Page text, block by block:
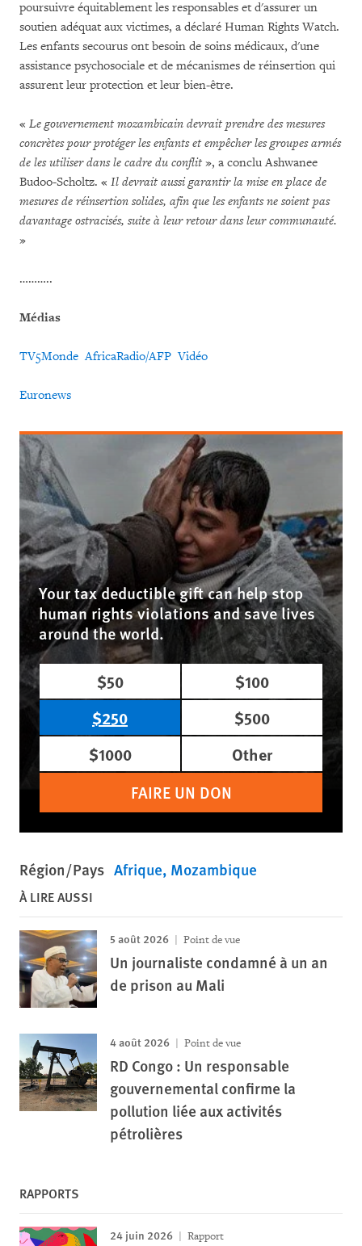
poursuivre équitablement les responsables et d'assurer un
soutien adéquat aux victimes, a déclaré Human Rights Watch.
Les enfants secourus ont besoin de soins médicaux, d'une
assistance psychosociale et de mécanismes de réinsertion qui
assurent leur protection et leur bien-être.
« Le gouvernement mozambicain devrait prendre des mesures
concrètes pour protéger les enfants et empêcher les groupes armés
de les utiliser dans le cadre du conflit », a conclu Ashwanee
Budoo-Scholtz. « Il devrait aussi garantir la mise en place de
mesures de réinsertion solides, afin que les enfants ne soient pas
davantage ostracisés, suite à leur retour dans leur communauté.
»
………..
Médias
TV5Monde AfricaRadio/AFP Vidéo
Euronews
Your tax deductible gift can help stop
human rights violations and save lives
around the world.
$50
$100
$250
$500
$1000
Other
FAIRE UN DON
Région/Pays Afrique Mozambique
À LIRE AUSSI
5 août 2026 Point de vue
Un journaliste condamné à un an
de prison au Mali
4 août 2026 Point de vue
RD Congo : Un responsable
gouvernemental confirme la
pollution liée aux activités
pétrolières
RAPPORTS
24 juin 2026 Rapport